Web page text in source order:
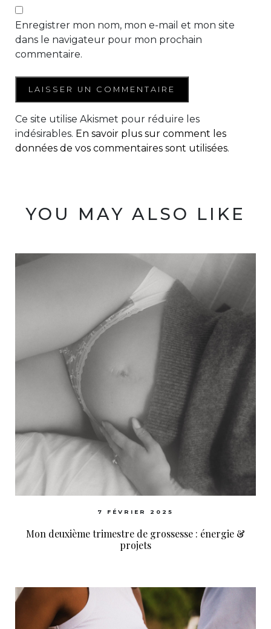
Enregistrer mon nom, mon e-mail et mon site
dans le navigateur pour mon prochain
commentaire.
Ce site utilise Akismet pour réduire les
indésirables. En savoir plus sur comment les
données de vos commentaires sont utilisées.
YOU MAY ALSO LIKE
7 FÉVRIER 2025
Mon deuxième trimestre de grossesse : énergie &
projets